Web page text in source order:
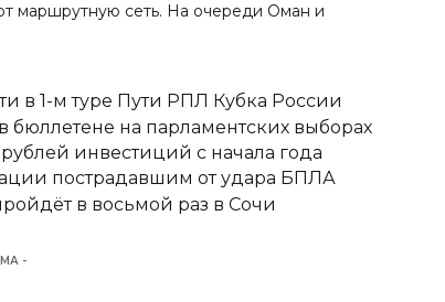
маршрутную сеть. На очереди Оман и
в 1-м туре Пути РПЛ Кубка России
на парламентских выборах
инвестиций с начала года
пострадавшим от удара БПЛА
в восьмой раз в Сочи
-